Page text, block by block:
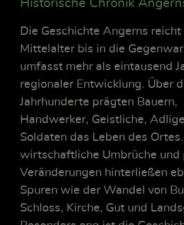
Historische Chronik
Die Geschichte Angerns reicht
Mittelalter bis in die
umfasst mehr als eintausend
regionaler Entwicklung. Über
Jahrhunderte prägten Bauern,
Handwerker, Geistliche,
Soldaten das Leben des
wirtschaftliche Umbrüche und
Veränderungen hinterließen
Spuren wie der Wandel von
Schloss, Kirche, Gut und